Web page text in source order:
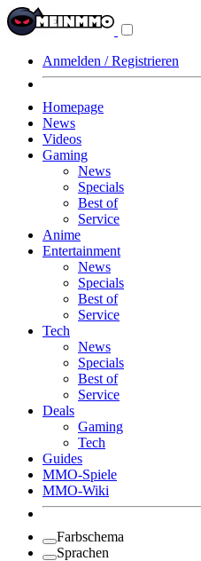
Anmelden / Registrieren
Homepage
News
Videos
Gaming
News
Specials
Best of
Service
Anime
Entertainment
News
Specials
Best of
Service
Tech
News
Specials
Best of
Service
Deals
Gaming
Tech
Guides
MMO-Spiele
MMO-Wiki
Farbschema
Sprachen